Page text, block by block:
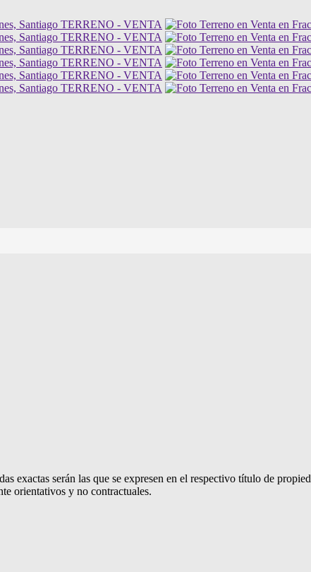
exactas serán las que se expresen en el respectivo título de
orientativos y no contractuales.